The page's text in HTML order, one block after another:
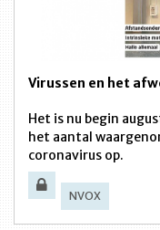
Virussen en het
Het is nu begin
het aantal
coronavirus op.
NVOX